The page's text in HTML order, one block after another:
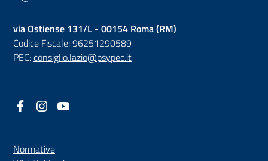
via Ostiense 131/L - 00154 Roma (RM)
Codice Fiscale: 96251290589
PEC:consiglio.lazio@psypec.it
Facebook
(nuova scheda - new tab)
Instagram
(nuova scheda - new tab)
Normative